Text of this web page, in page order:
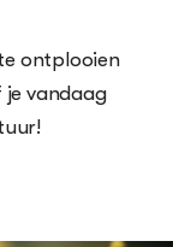
ontplooien
je vandaag